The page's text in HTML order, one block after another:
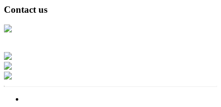
Contact us